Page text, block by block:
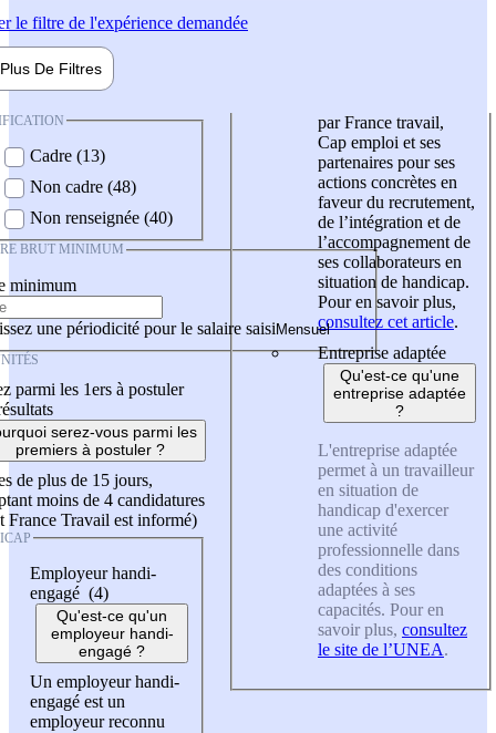
le filtre de l'expérience demandée
Plus De Filtres
Cadre (13)
Non cadre (48)
Non renseignée (40)
BRUT MINIMUM
minimum
une périodicité pour le salaire saisi
parmi les 1ers à postuler
serez-vous parmi les
premiers à postuler ?
de plus de 15 jours,
moins de 4 candidatures
France Travail est informé)
Employeur handi-
engagé (4)
Qu'est-ce qu'un
employeur handi-
engagé ?
Un employeur handi-
engagé est un
employeur reconnu
par France travail,
Cap emploi et ses
partenaires pour ses
actions concrètes en
faveur du recrutement,
de l’intégration et de
l’accompagnement de
ses collaborateurs en
situation de handicap.
Pour en savoir plus,
consultez cet article.
Entreprise adaptée
Qu'est-ce qu'une
entreprise adaptée
?
L'entreprise adaptée
permet à un travailleur
en situation de
handicap d'exercer
une activité
professionnelle dans
des conditions
adaptées à ses
capacités. Pour en
savoir plus, consultez
le site de l’UNEA.